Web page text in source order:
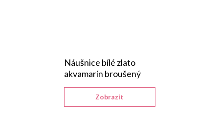
Náušnice bílé zlato
akvamarín broušený
Zobrazit